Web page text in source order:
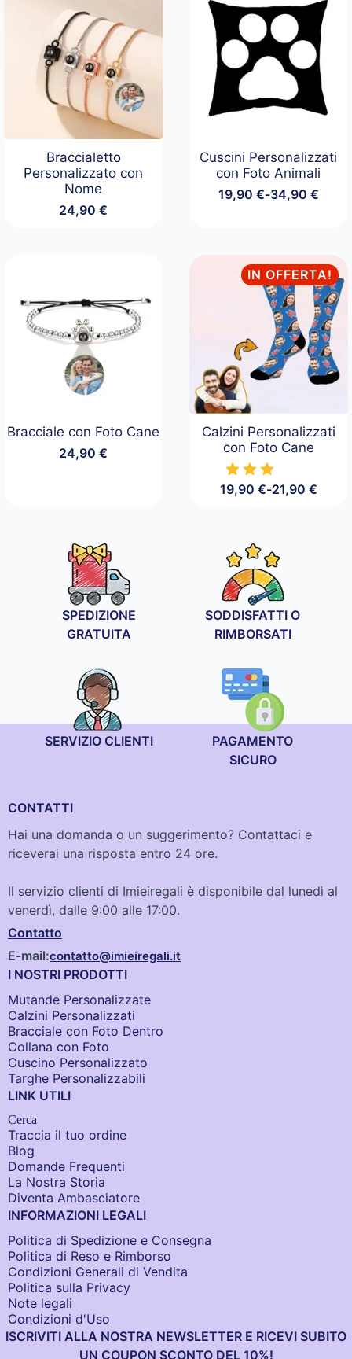
Braccialetto
Personalizzato con
Nome
24,90€
Cuscini Personalizzati
con Foto Animali
19,90 €-34,90 €
Fascia
19,90 €
a
34,90 €
Bracciale con Foto Cane
24,90€
IN OFFERTA!
Calzini Personalizzati
con Foto Cane
19,90 €-21,90 €
Fascia
19,90 €
a
21,90 €
SPEDIZIONE
GRATUITA
SODDISFATTI O
RIMBORSATI
SERVIZIO CLIENTI
PAGAMENTO
SICURO
CONTATTI
Hai una domanda o un suggerimento? Contattaci e
riceverai una risposta entro 24 ore.
Il servizio clienti di Imieiregali è disponibile dal lunedì al
venerdì, dalle 9:00 alle 17:00.
Contatto
E-mail:contatto@imieiregali.it
I NOSTRI PRODOTTI
Mutande Personalizzate
Calzini Personalizzati
Bracciale con Foto Dentro​
Collana con Foto
Cuscino Personalizzato
Targhe Personalizzabili
LINK UTILI
Cerca
Traccia il tuo ordine
Blog
Domande Frequenti
La Nostra Storia
Diventa Ambasciatore
INFORMAZIONI LEGALI
Politica di Spedizione e Consegna
Politica di Reso e Rimborso
Condizioni Generali di Vendita
Politica sulla Privacy
Note legali
Condizioni d'Uso
ISCRIVITI ALLA NOSTRA NEWSLETTER E RICEVI SUBITO
UN COUPON SCONTO DEL 10%!